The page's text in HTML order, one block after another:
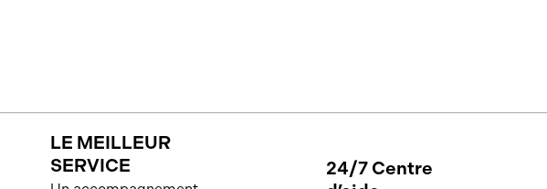
LE MEILLEUR
SERVICE
24/7 Centre